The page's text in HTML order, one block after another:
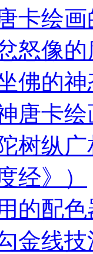
卡绘
怒像
佛的
唐卡
树纵
经》）
的配色
金线技